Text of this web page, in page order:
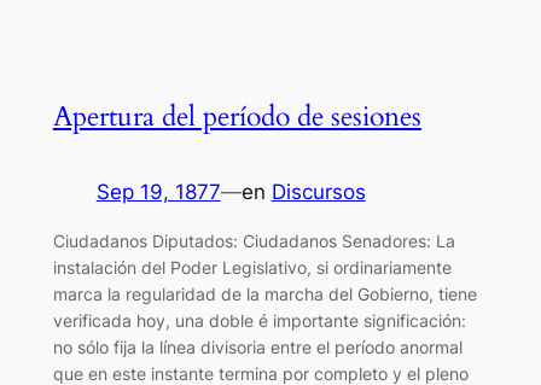
Apertura del período de sesiones
Sep 19, 1877—en Discursos
Ciudadanos Diputados: Ciudadanos Senadores: La
instalación del Poder Legislativo, si ordinariamente
marca la regularidad de la marcha del Gobierno, tiene
verificada hoy, una doble é importante significación:
no sólo fija la línea divisoria entre el período anormal
que en este instante termina por completo y el pleno